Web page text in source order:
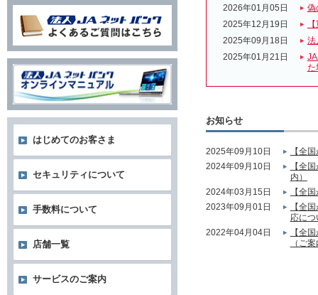
2026年01月05日
偽
2025年12月19日
2025年09月18日
法
2025年01月21日
た
お知らせ
2025年09月10日
【全
2024年09月10日
【全
内）
2024年03月15日
【全
2023年09月01日
【全
応に
2022年04月04日
【全
（ご
はじめてのお客さま
セキュリティについて
手数料について
店舗一覧
サービスのご案内